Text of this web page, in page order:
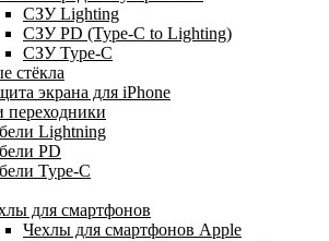
СЗУ Lighting
СЗУ PD (Type-C to Lighting)
СЗУ Type-C
стёкла
экрана для iPhone
переходники
Lightning
PD
Type-C
для смартфонов
Чехлы для смартфонов Apple